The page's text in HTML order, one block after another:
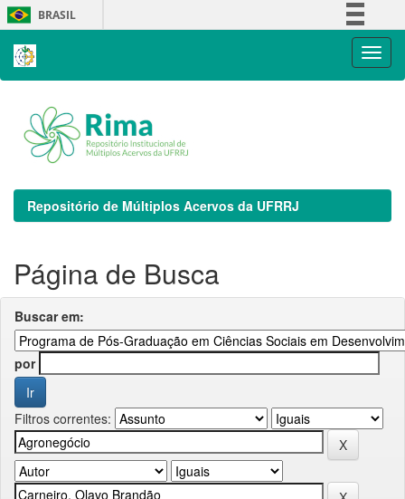
Skip
navigation
BRASIL
Repositório de Múltiplos Acervos da UFRRJ
Página de Busca
Buscar em:
por
Filtros correntes: